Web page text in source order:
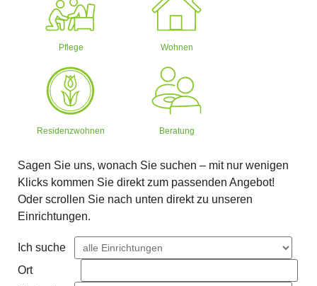
Pflege Wohnen
Residenzwohnen Beratung
Sagen Sie uns, wonach Sie suchen – mit nur wenigen
Klicks kommen Sie direkt zum passenden Angebot!
Oder scrollen Sie nach unten direkt zu unseren
Einrichtungen.
Ich suche
Ort